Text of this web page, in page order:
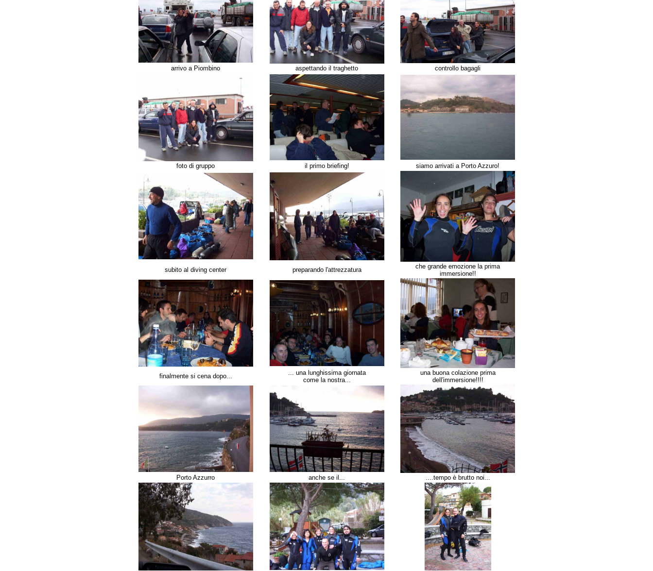
arrivo a Piombino aspettando il traghetto controllo bagagli
foto di gruppo il primo briefing! siamo arrivati a Porto Azzuro!
subito al diving center preparando l'attrezzatura
che grande emozione la prima
immersione!!
finalmente si cena dopo...
... una lunghissima giornata
come la nostra...
una buona colazione prima
dell'immersione!!!!
Porto Azzurro anche se il... ....tempo è brutto noi...